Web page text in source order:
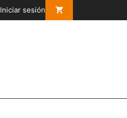
Iniciar sesión